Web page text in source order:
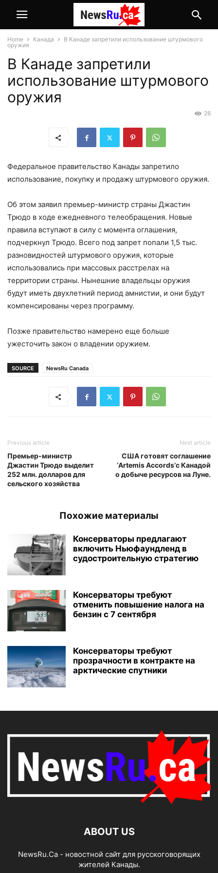
Home Канада
В Канаде запретили использование штурмового
оружия
В Канаде запретили
использование штурмового
оружия
26
Федеральное правительство Канады запретило
использование, покупку и продажу штурмового оружия.
Об этом заявил премьер-министр страны Джастин
Трюдо в ходе ежедневного телеобращения. Новые
правила вступают в силу с момента оглашения,
подчеркнул Трюдо. Всего под запрет попали 1,5 тыс.
разновидностей штурмового оружия, которые
использовались при массовых расстрелах на
территории страны. Нынешние владельцы оружия
будут иметь двухлетний период амнистии, и они будут
компенсированы через программу.
Позже правительство намерено еще больше
ужесточить закон о владении оружием.
SOURCE NewsRu Canada
Previous article
Премьер-министр
Джастин Трюдо выделит
252 млн. долларов для
сельского хозяйства
Next article
США готовят соглашение
‘Artemis Accords’с Канадой
о добыче ресурсов на Луне.
Похожие материалы
Консерваторы предлагают
включить Ньюфаундленд в
судостроительную стратегию
Консерваторы требуют
отменить повышение налога на
бензин с 7 сентября
Консерваторы требуют
прозрачности в контракте на
арктические спутники
ABOUT US
NewsRu.Ca - новостной сайт для русскоговорящих
жителей Канады.